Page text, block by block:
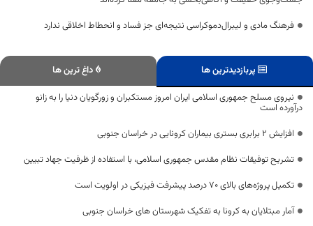
فرهنگ مادی و لیبرال‌دموکراسی نتیجه‌ای جز فساد و انحطاط اخلاقی ندارد
پربازدیدترین ها
داغ ترین ها
نیروی مسلح جمهوری اسلامی ایران امروز مستکبران و زورگویان دنیا را به زانو
درآورده است
افزایش ۲ برابری بستری بیماران کرونایی در خراسان جنوبی
تشریح توفیقات نظام مقدس جمهوری اسلامی، با استفاده از ظرفیت جهاد تبیین
تکمیل پروژه‌های بالای ۷۰ درصد پیشرفت فیزیکی در اولویت است
آمار مبتلایان به کرونا به تفکیک شهرستان های خراسان جنوبی